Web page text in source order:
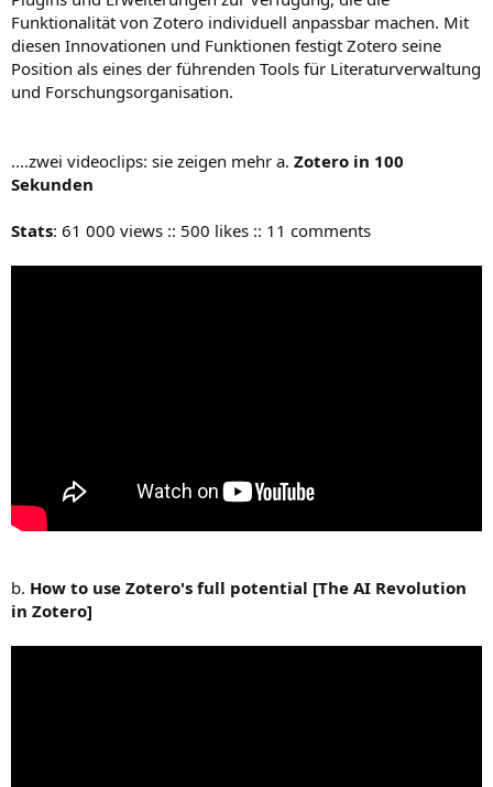
Funktionalität von Zotero individuell anpassbar machen. Mit
diesen Innovationen und Funktionen festigt Zotero seine
Position als eines der führenden Tools für Literaturverwaltung
und Forschungsorganisation.
....zwei videoclips: sie zeigen mehr a. Zotero in 100
Sekunden
Stats: 61 000 views :: 500 likes :: 11 comments
b. How to use Zotero's full potential [The AI Revolution
in Zotero]